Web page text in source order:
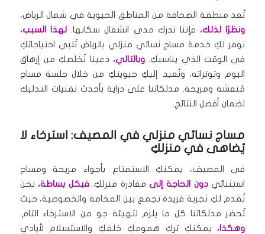
تُعد منطقة الصحافة من المناطق الحيوية في شمال الرياض،
ونظرًا لذلك، فإننا ندرك مدى انشغال سكانها.لهذا السبب،
نوفر لكِ خدمة مساج نسائي منزلي بالرياض تُلبي احتياجاتكِ
في الوقت الذي يناسبكِ. وبالتالي، دعينا نُخلصكِ من إرهاق
اليوم وتوتراته، ونُعيد إليكِ حيويتكِ من خلال جلسة مساج
مُنعشة ومريحة. مدلكاتنا على دراية بأحدث تقنيات التدليك
لضمان أفضل النتائج.
مساج نسائي منزلي في المصيف: استرخاء لا
يُضاهى في منزلكِ
في المصيف، يمكنكِ الاستمتاع بأجواء مريحة ومساج
استثنائيدون الحاجة إلىمغادرة منزلكِ.فبكل بساطة،نحن
نُقدم لكِ تجربة فريدة تجمع بين الفخامة والخصوصية، حيث
تُحضر مدلكاتنا كل ما يلزم لتهيئة جو من الاسترخاء التام.
وهكذا،يمكنكِ ترك همومكِ خلفكِ والاستسلام لأيادي